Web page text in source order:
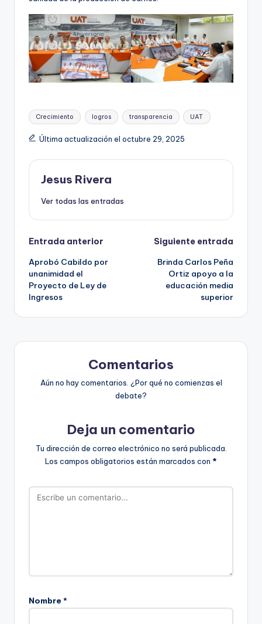
Etiquetas:
Crecimiento logros transparencia UAT
Última actualización el octubre 29, 2025
Jesus Rivera
Ver todas las entradas
Navegación
de
entradas
Entrada anterior
Aprobó Cabildo por
unanimidad el
Proyecto de Ley de
Ingresos
Siguiente entrada
Brinda Carlos Peña
Ortiz apoyo a la
educación media
superior
Comentarios
Aún no hay comentarios. ¿Por qué no comienzas el
debate?
Deja un comentario
Tu dirección de correo electrónico no será publicada.
Los campos obligatorios están marcados con *
Nombre *